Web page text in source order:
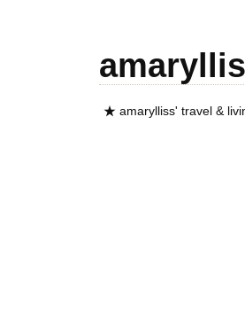
★ amarylliss' travel &